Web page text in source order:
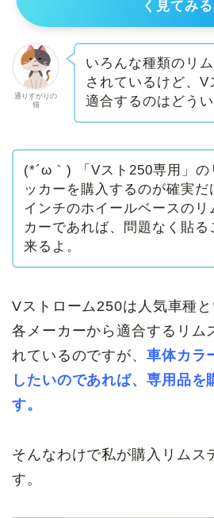
く見てみる
通りすがりの
猫
いろんな種類のリ
されているけど、
適合するのはどう
(*´ω｀) 「Vスト250専用」の
ッカーを購入するのが確実だ
インチのホイールベースのリ
カーであれば、問題なく貼る
来るよ。
Vストローム250は人気車種と
各メーカーから適合するリム
れているのですが、 車体カラ
したいのであれば、専用品を
す。
そんなわけで私が購入リムス
す。